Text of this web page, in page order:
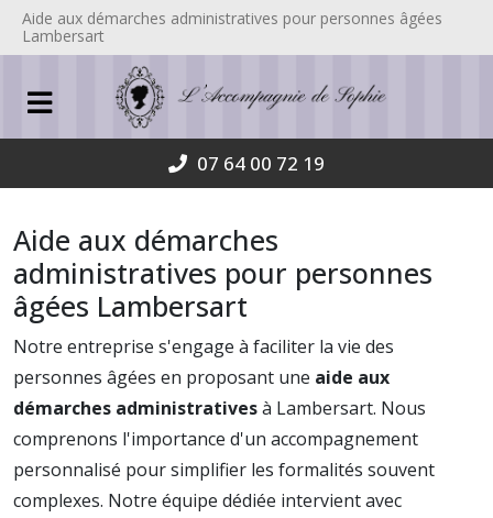
Aide aux démarches administratives pour personnes âgées
Lambersart
07 64 00 72 19
Aide aux démarches
administratives pour personnes
âgées Lambersart
Notre entreprise s'engage à faciliter la vie des
personnes âgées en proposant une aide aux
démarches administrativesà Lambersart. Nous
comprenons l'importance d'un accompagnement
personnalisé pour simplifier les formalités souvent
complexes. Notre équipe dédiée intervient avec